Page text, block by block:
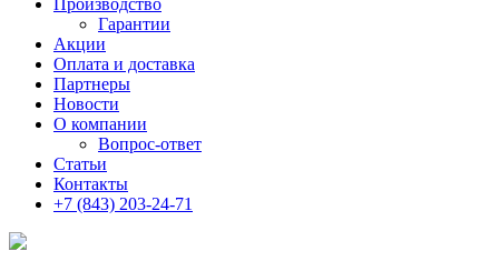
Производство
Гарантии
Акции
Оплата и доставка
Партнеры
Новости
О компании
Вопрос-ответ
Статьи
Контакты
+7 (843) 203-24-71